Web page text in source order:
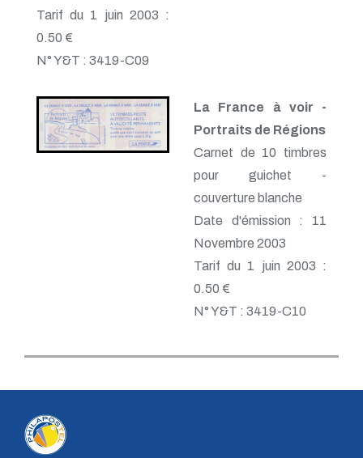
Tarif du 1 juin 2003 :
0.50 €
N° Y&T : 3419-C09
La France à voir -
Portraits de Régions
Carnet de 10 timbres
pour guichet -
couverture blanche
Date d'émission : 11
Novembre 2003
Tarif du 1 juin 2003 :
0.50 €
N° Y&T : 3419-C10